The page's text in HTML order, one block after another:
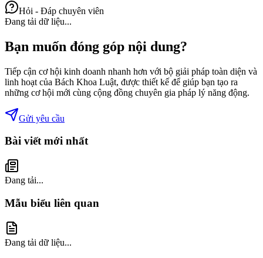
Hỏi - Đáp chuyên viên
Đang tải dữ liệu...
Bạn muốn đóng góp nội dung?
Tiếp cận cơ hội kinh doanh nhanh hơn với bộ giải pháp toàn diện và
linh hoạt của Bách Khoa Luật, được thiết kế để giúp bạn tạo ra
những cơ hội mới cùng cộng đồng chuyên gia pháp lý năng động.
Gửi yêu cầu
Bài viết mới nhất
Đang tải...
Mẫu biểu liên quan
Đang tải dữ liệu...